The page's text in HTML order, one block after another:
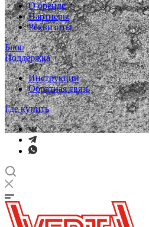
О бренде
Партнеры
Реквизиты
Блог
Поддержка
Инструкции
Обратная связь
Где купить